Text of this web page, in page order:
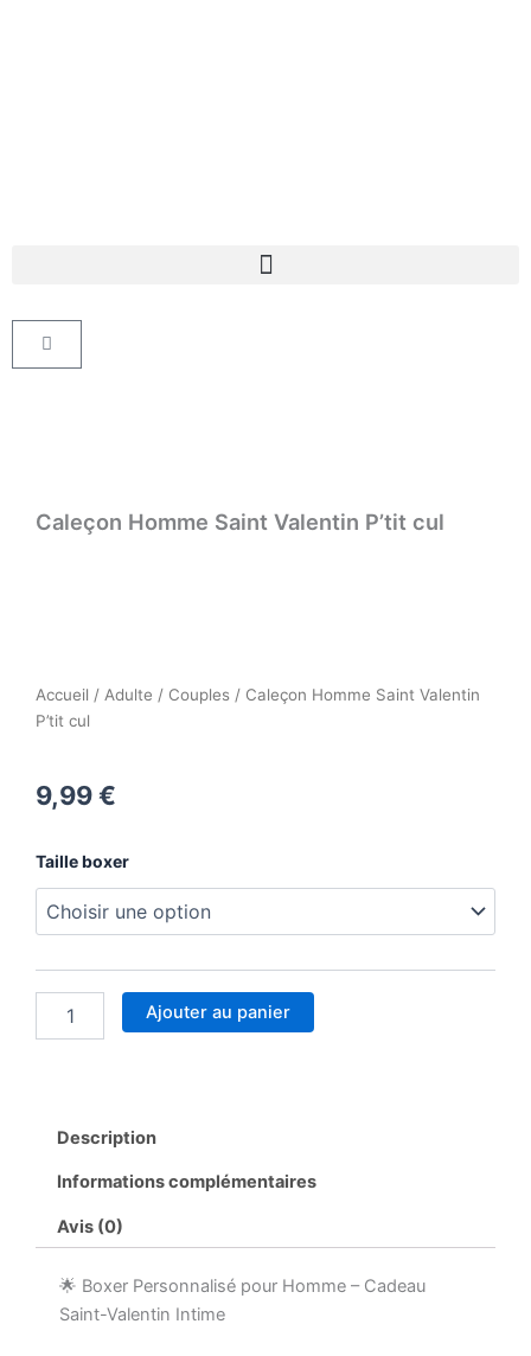
Panier
Caleçon Homme Saint Valentin P’tit cul
Accueil / Adulte / Couples / Caleçon Homme Saint Valentin
P’tit cul
9,99€
Taille boxer
quantité
Caleçon
Homme
Valentin
P'tit
Ajouter au panier
Description
Informations complémentaires
Avis (0)
🌟 Boxer Personnalisé pour Homme – Cadeau
Saint-Valentin Intime